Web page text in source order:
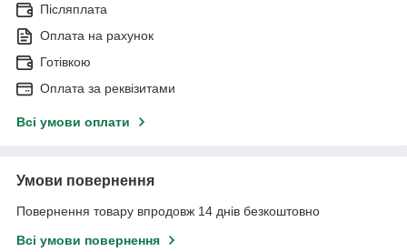
Післяплата
Оплата на рахунок
Готівкою
Оплата за реквізитами
Всі умови оплати
Умови повернення
Повернення товару впродовж 14 днів безкоштовно
Всі умови повернення